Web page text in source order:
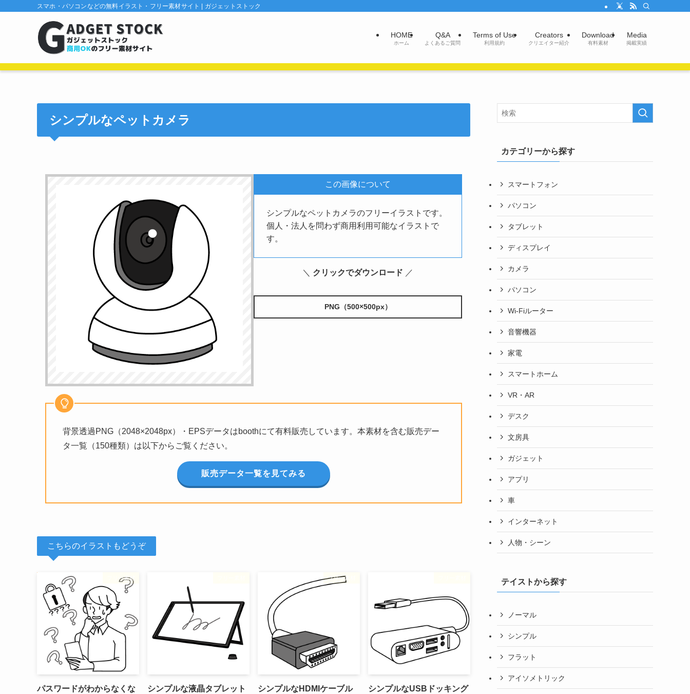
スマホ・パソコンなどの無料イラスト・フリー素材サイト | ガジェットストック
HOME
ホーム
Q&A
よくあるご質問
Terms of Use
利用規約
Creators
クリエイター紹介
Download
有料素材
Media
掲載実績
シンプルなペットカメラ
この画像について
シンプルなペットカメラのフリーイラストです。
個人・法人を問わず商用利用可能なイラストで
す。
＼ クリックでダウンロード ／
PNG（500×500px）
背景透過PNG（2048×2048px）・EPSデータはboothにて有料販売しています。本素材を含む販売デー
タ一覧（150種類）は以下からご覧ください。
販売データ一覧を見てみる
こちらのイラストもどうぞ
フリー素材
パスワードがわからなくな
シンプルな液晶タブレット
フリー素材
シンプルなHDMIケーブル
シンプルなUSBドッキング
カテゴリーから探す
スマートフォン
パソコン
タブレット
ディスプレイ
カメラ
パソコン
Wi-Fiルーター
音響機器
家電
スマートホーム
VR・AR
デスク
文房具
ガジェット
アプリ
車
インターネット
人物・シーン
テイストから探す
ノーマル
シンプル
フラット
アイソメトリック